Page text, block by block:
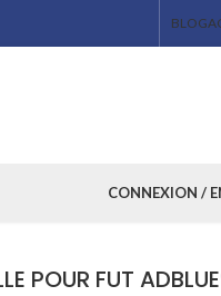
BLOG
CONNEXION /
POUR FUT